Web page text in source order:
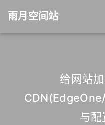
雨月空间站
给网站
与配